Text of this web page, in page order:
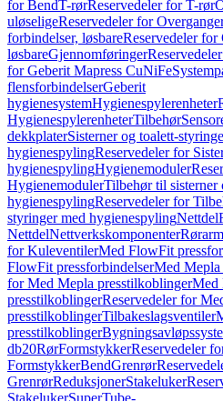
for BendT-rørReservedeler for T-rør
uløseligeReservedeler for
forbindelser, løsbareReservedeler for
løsbareGjennomføringer
for Geberit Mapress CuNiFe
flensforbindelserGeberit
hygienesystemHygienespylerenheter
HygienespylerenheterTilbehør
dekkplaterSisterner og toalett-
hygienespylingReservedeler for
hygienespylingHygienemoduler
HygienemodulerTilbehør til sisterner
hygienespylingReservedeler for
styringer med hygienespylingNettdel
NettdelNettverkskomponenter
for KuleventilerMed FlowFit
FlowFit pressforbindelserMed
for Med Mepla presstilkoblingerMed
presstilkoblingerReservedeler for
presstilkoblingerTilbakeslagsventiler
presstilkoblinger
db20RørFormstykkerReservedeler
FormstykkerBendGrenrør
GrenrørReduksjonerStakeluker
StakelukerSuperTube-